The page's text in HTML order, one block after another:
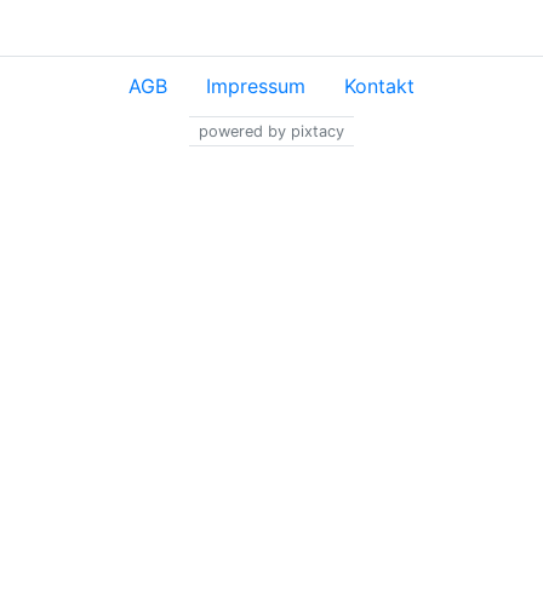
AGB Impressum Kontakt
powered by pixtacy